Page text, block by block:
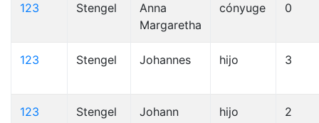
123 Stengel
Anna
Margaretha
cónyuge 0
123 Stengel Johannes hijo 3
123 Stengel
Johann
hijo 2